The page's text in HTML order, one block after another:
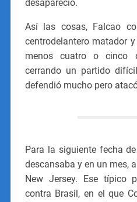
desapareció.
Así las cosas, Falcao
centrodelantero matador
menos cuatro o cinco
cerrando un partido
defendió mucho pero
Para la siguiente fecha
descansaba y en un mes,
New Jersey. Ese típico
contra Brasil, en el que